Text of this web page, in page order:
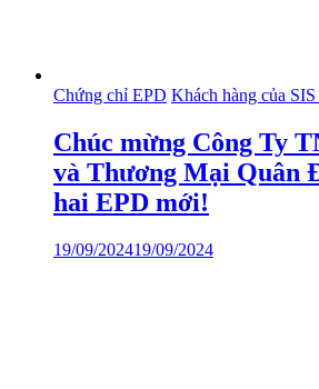
Chứng chỉ EPD Khách hàng của
Chúc mừng Công Ty
và Thương Mại Quân
hai EPD mới!
19/09/202419/09/2024